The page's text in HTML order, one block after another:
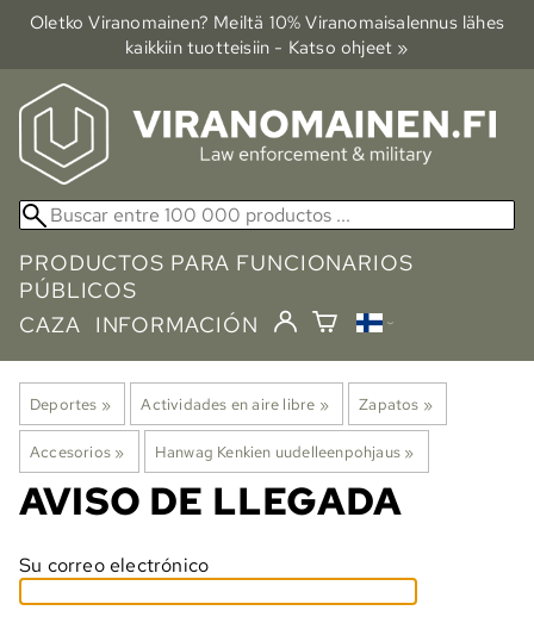
Oletko Viranomainen? Meiltä 10% Viranomais­alennus lähes
kaikkiin tuotteisiin - Katso ohjeet »
PRODUCTOS PARA FUNCIONARIOS
PÚBLICOS
CAZA
INFORMACIÓN
Deportes ‪» Actividades en aire libre ‪» Zapatos ‪»
Accesorios ‪» Hanwag Kenkien uudelleenpohjaus ‪»
AVISO DE LLEGADA
Su correo electrónico